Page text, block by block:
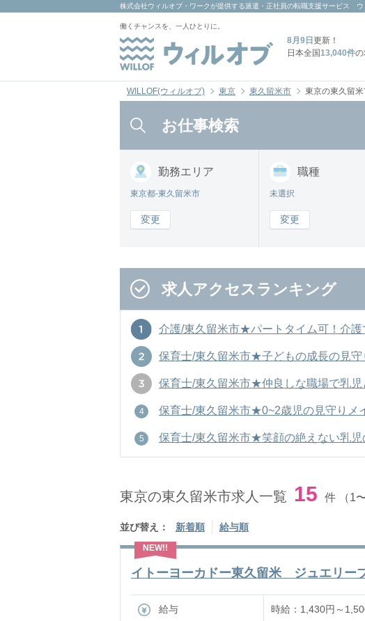
株式会社ウィルオブ・ワーク が提供する派遣・正社員の転職支援サービス ウ
働くチャンスを、一人ひとりに。
8月9日 更新！
日本全国13,040件
WILLOF(ウィルオブ) 東京 東久留米市 東京の東久留
お仕事検索
勤務エリア
東京都-東久留米市
変更
職種
未選択
変更
求人アクセスランキング
介護/東久留米市★パートタイム可！介護
保育士/東久留米市★子どもの成長の見守
保育士/東久留米市★仲良しな職場で乳
保育士/東久留米市★0~2歳児の見守りメ
保育士/東久留米市★笑顔の絶えない乳
東京の東久留米市求人一覧 15 件 （1
並び替え： 新着順 給与順
イトーヨーカドー東久留米 ジュエリー
給与 時給：1,430円～